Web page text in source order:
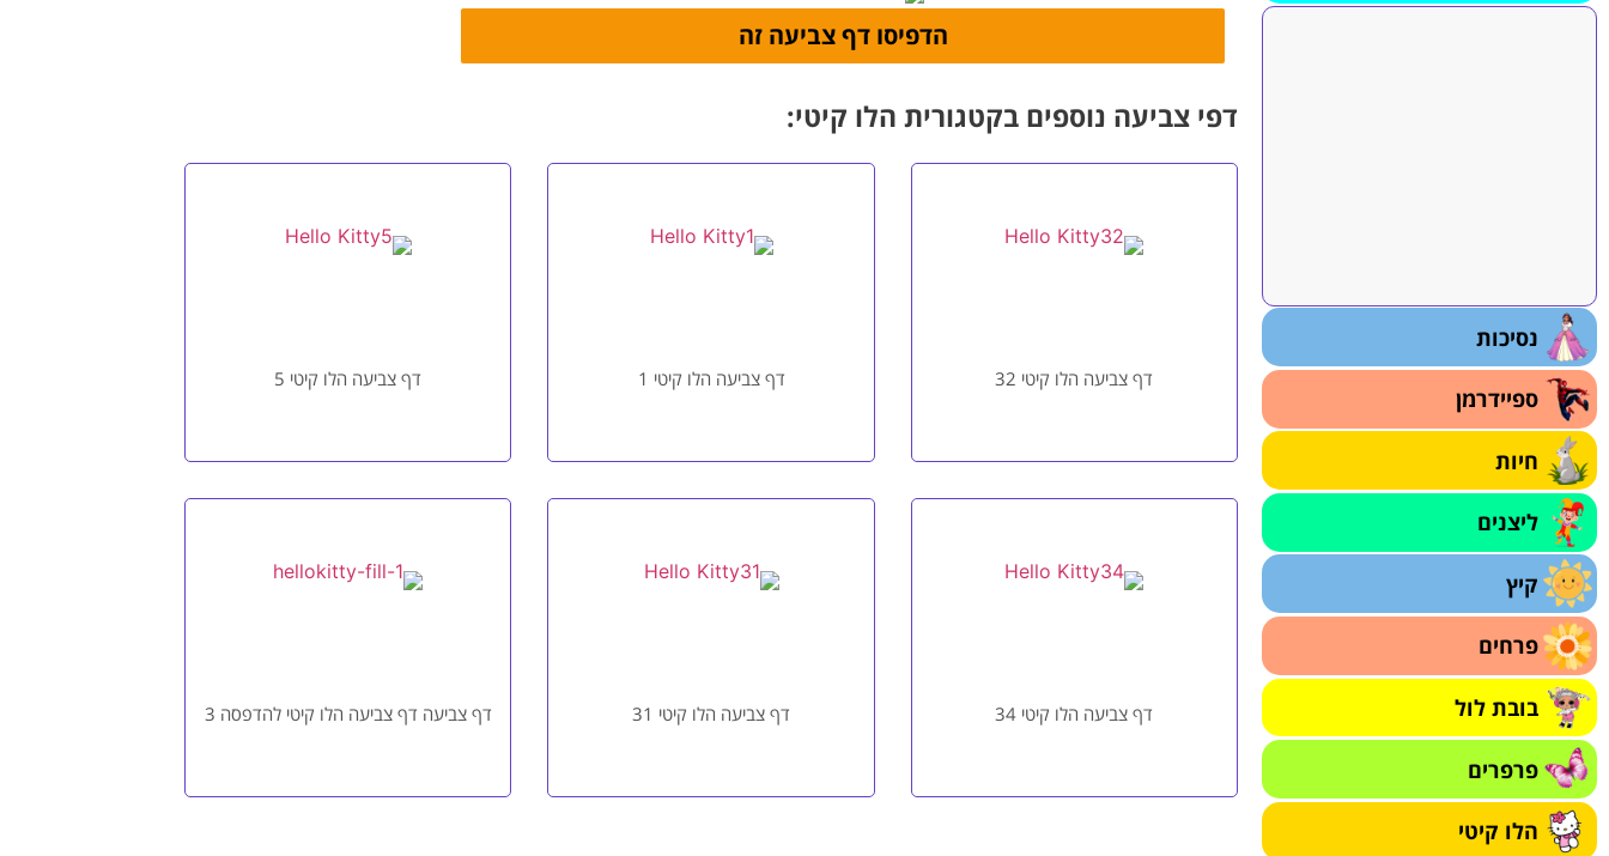
נסיכות
ספיידרמן
חיות
ליצנים
קיץ
פרחים
בובת לול
פרפרים
הלו קיטי
דפי צביעה נוספים בקטגורית הלו קיטי:
דף צביעה הלו קיטי 32 דף צביעה הלו קיטי 1 דף צביעה הלו קיטי 5
דף צביעה הלו קיטי 34 דף צביעה הלו קיטי 31 דף צביעה דף צביעה הלו קיטי להדפסה 3